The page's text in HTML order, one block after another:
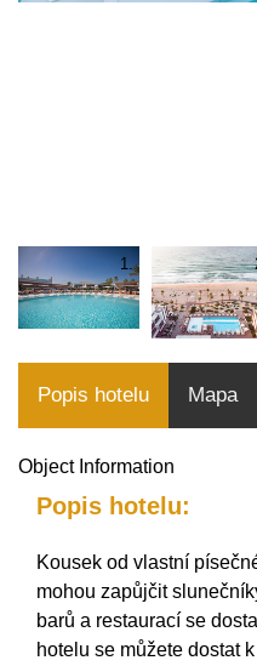
1.
Popis hotelu Mapa
Object Information
Popis hotelu:
Kousek od vlastní
mohou zapůjčit
barů a restaurací se
hotelu se můžete dostat